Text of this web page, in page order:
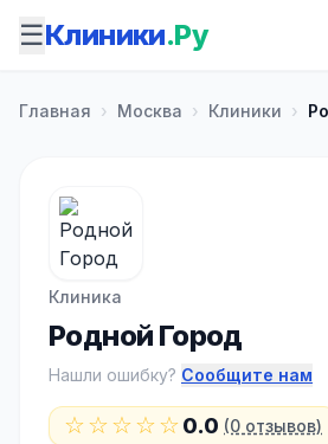
☰Клиники.Ру
Главная › Москва › Клиники ›
Клиника
Родной Город
Нашли ошибку? Сообщите нам
☆☆☆☆☆0.0 (0 отзывов)